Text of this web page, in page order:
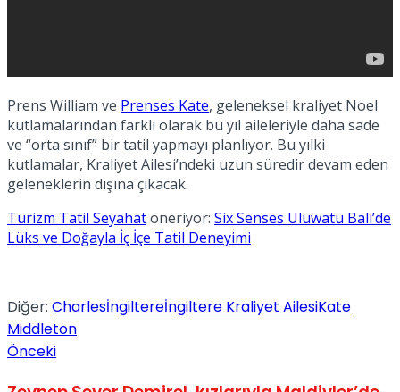
Prens William ve Prenses Kate, geleneksel kraliyet Noel
kutlamalarından farklı olarak bu yıl aileleriyle daha sade
ve “orta sınıf” bir tatil yapmayı planlıyor. Bu yılki
kutlamalar, Kraliyet Ailesi’ndeki uzun süredir devam eden
geleneklerin dışına çıkacak.
Turizm Tatil Seyahatöneriyor: Six Senses Uluwatu Bali’de
Lüks ve Doğayla İç İçe Tatil Deneyimi
Diğer: Charlesİngiltereİngiltere Kraliyet AilesiKate
Middleton
Önceki